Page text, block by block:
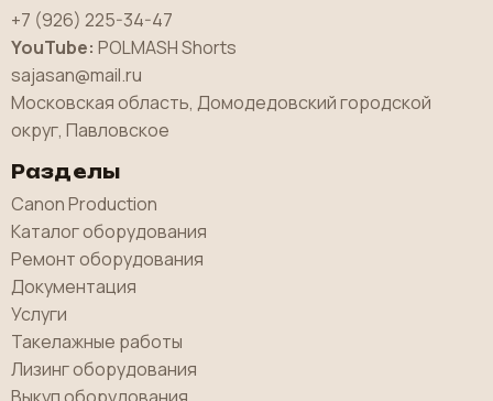
+7 (926) 225-34-47
YouTube: POLMASH Shorts
sajasan@mail.ru
Московская область, Домодедовский городской
округ, Павловское
Разделы
Canon Production
Каталог оборудования
Ремонт оборудования
Документация
Услуги
Такелажные работы
Лизинг оборудования